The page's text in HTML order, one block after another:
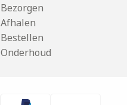
Bezorgen
Afhalen
Bestellen
Onderhoud